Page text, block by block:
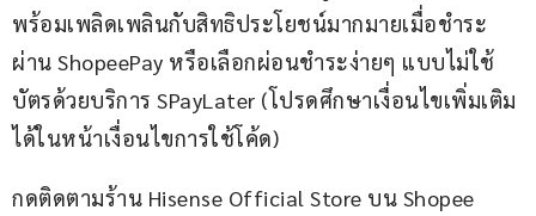
พร้อมเพลิดเพลินกับสิทธิประโยชน์มากมายเมื่อชำระ
ผ่าน ShopeePay หรือเลือกผ่อนชำระง่ายๆ แบบไม่ใช้
บัตรด้วยบริการ SPayLater (โปรดศึกษาเงื่อนไขเพิ่มเติม
ได้ในหน้าเงื่อนไขการใช้โค้ด)
กดติดตามร้าน Hisense Official Store บน Shopee